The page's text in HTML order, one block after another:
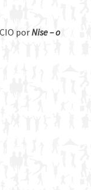
porNise – o